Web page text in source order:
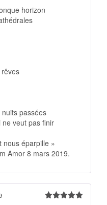
horizon
rêves
nuits passées
veut pas finir
nous éparpille »
Amor 8 mars 2019.